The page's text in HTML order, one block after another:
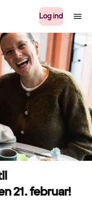
Log ind
21. februar!